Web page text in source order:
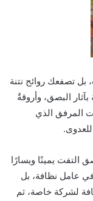
تصفعك روائح نتنة
البصق، وأروقةٌ
المرفق الذي
التفت يمينًا ويسارًا
عامل نظافة، بل
لشركة خاصة، ثم